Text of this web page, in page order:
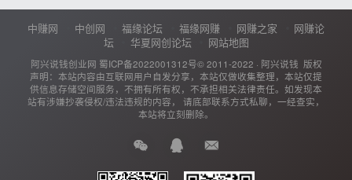
中赚网 中创网 福缘论坛 福缘网赚 网赚之家
网赚论
坛
华夏网创论坛 网站地图
阿兴说钱创业网 蜀ICP备2022001312号© 2011-2022 · 阿兴说钱 版权
声明：本站内容由互联网用户自发分享，本站仅做收集整理，本站仅提
供信息存储空间服务，不拥有所有权，不承担相关法律责任。如发现本
站有涉嫌抄袭侵权/违法违规的内容， 请底部联系方式私聊，一经查实，
本站将立刻删除。